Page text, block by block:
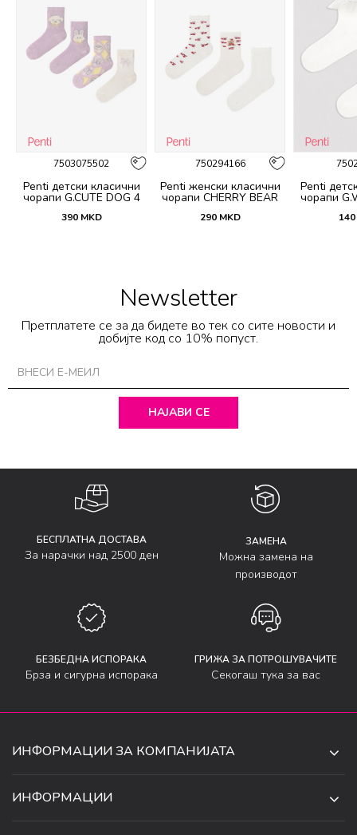
7503075502
Penti детски класични
чорапи G.CUTE DOG 4
390 MKD
750294166
Penti женски класични
чорапи CHERRY BEAR
290 MKD
Penti
чорапи
140
Newsletter
Претплатете се за да бидете во тек со сите новости и
добијте код со 10% попуст.
НАЈАВИ СЕ
БЕСПЛАТНА ДОСТАВА
За нарачки над 2500 ден
ЗАМЕНА
Можна замена на
производот
БЕЗБЕДНА ИСПОРАКА
Брза и сигурна испорака
ГРИЖА ЗА ПОТРОШУВАЧИТЕ
Секогаш тука за вас
ИНФОРМАЦИИ ЗА КОМПАНИЈАТА
ИНФОРМАЦИИ